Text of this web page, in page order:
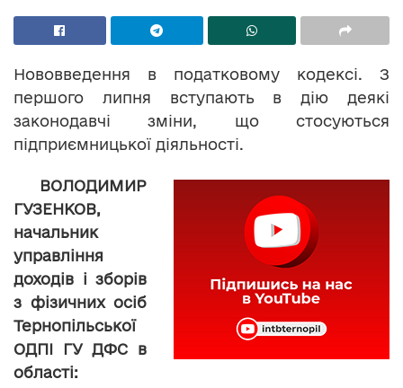
Нововведення в податковому кодексі. З
першого липня вступають в дію деякі
законодавчі зміни, що стосуються
підприємницької діяльності.
ВОЛОДИМИР
ГУЗЕНКОВ,
начальник
управління
доходів і зборів
з фізичних осіб
Тернопільської
ОДПІ ГУ ДФС в
області: